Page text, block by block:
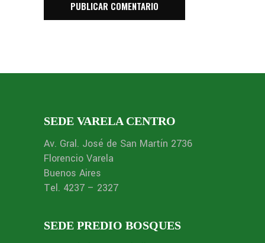
SEDE VARELA CENTRO
Av. Gral. José de San Martín 2736
Florencio Varela
Buenos Aires
Tel. 4237 – 2327
SEDE PREDIO BOSQUES